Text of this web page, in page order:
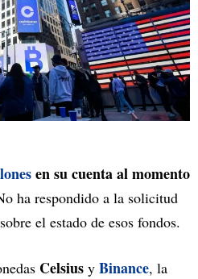
en su cuenta al momento
ha respondido a la solicitud
sobre el estado de esos fondos.
Celsius y Binance, la